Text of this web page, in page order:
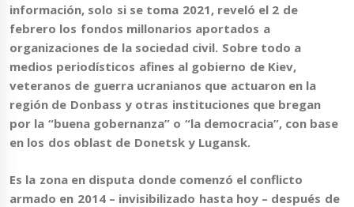
información, solo si se toma 2021, reveló el 2 de
febrero los fondos millonarios aportados a
organizaciones de la sociedad civil. Sobre todo a
medios periodísticos afines al gobierno de Kiev,
veteranos de guerra ucranianos que actuaron en la
región de Donbass y otras instituciones que bregan
por la “buena gobernanza” o “la democracia”, con base
en los dos oblast de Donetsk y Lugansk.
Es la zona en disputa donde comenzó el conflicto
armado en 2014 – invisibilizado hasta hoy – después de